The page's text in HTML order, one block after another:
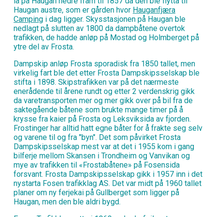
Haugan austre, som er gården hvor Hauganfjæra
Camping i dag ligger. Skysstasjonen på Haugan ble
nedlagt på slutten av 1800 da dampbåtene overtok
trafikken, de hadde anløp på Mostad og Holmberget på
ytre del av Frosta.
Dampskip anløp Frosta sporadisk fra 1850 tallet, men
virkelig fart ble det etter Frosta Dampskipsselskap ble
stifta i 1898. Skipstrafikken var på det nærmeste
enerådende til årene rundt og etter 2 verdenskrig gikk
da varetransporten mer og mer gikk over på bil fra de
saktegående båtene som brukte mange timer på å
krysse fra kaier på Frosta og Leksviksida av fjorden.
Frostinger har alltid hatt egne båter for å frakte seg selv
og varene til og fra "byn". Det som påvirket Frosta
Dampskipsselskap mest var at det i 1955 kom i gang
bilferje mellom Skansen i Trondheim og Vanvikan og
mye av trafikken til «Frostabåtene» på Fosensida
forsvant. Frosta Dampskipsselskap gikk i 1957 inn i det
nystarta Fosen trafikklag AS. Det var midt på 1960 tallet
planer om ny ferjekai på Gullberget som ligger på
Haugan, men den ble aldri bygd.